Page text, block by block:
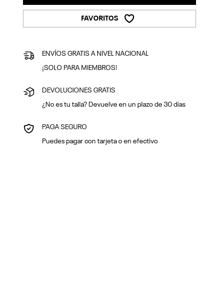
FAVORITOS
ENVÍOS GRATIS A NIVEL NACIONAL
¡SOLO PARA MIEMBROS!
DEVOLUCIONES GRATIS
¿No es tu talla? Devuelve en un plazo de 30 días
PAGA SEGURO
Puedes pagar con tarjeta o en efectivo